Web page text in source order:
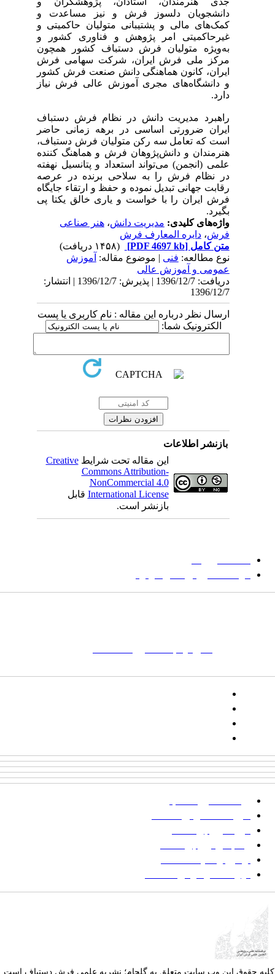
دانشجویان دلسوز فرش و نیز مساعدت و
کمک‌های مالی و پشتیبانی متولیان حاکمیتی و
غیر‌حاکمیتی امر پژوهش و فناوری کشور و
به‌ویژه متولیان فرش دستباف کشور همچون
مرکز ملی فرش ایران، شرکت سهامی فرش
ایران، کانون هماهنگی دانش صنعت فرش کشور
و دانشگاه‌های مجری آموزش عالی فرش نیاز
دارد.
راهبرد مدیریت دانش در نظام فرش دستباف
ایران ضرورتی اساسی در برهه زمانی حاضر
است که تعامل سه رکن متولیان فرش دستباف،
هنرمندان و دانش‌پژوهان فرش و هماهنگ کننده
علمی (انجمن) می‌تواند استعداد و پتانسیل نهفته
در نظام فرش را به سلاحی برنده در عرصه
رقابت جهانی تبدیل نموده و حفظ و ارتقاء جایگاه
فرش ایران را با خواست و یاری خالق یکتا پی
بگیرد.
واژه‌های کلیدی:مدیریت دانش،هنر صناعی
فرش،دایره المعارف فرش
متن کامل[PDF 4697 kb]
نوع مطالعه:فنی| موضوع مقاله:آموزش
عمومی و آموزش عالی
دریافت: 1396/12/7 | پذیرش: 1396/12/7 | انتشار:
1396/12/7
ارسال نظر درباره این مقاله : نام کاربری یا پست
الکترونیک شما:
بازنشر اطلاعات
این مقاله تحت شرایطCreative
Commons Attribution-
NonCommercial 4.0
International Licenseقابل
بازنشر است.
دانشگاه بیرجند
مؤسسه آموزش عالی فردوس
تلفن:
شماره همراه: ۰۹۳۹۳۸۵۵۵۴۴
پیامک: ۱۰۰۰۹۵۴۶۸۹۲۳۱۵
ایمیل:
پرداخت صورتحساب
شیوه‌نامه نگارش مقالات
فرایند ارزیابی مقاله
زمانبندی ارزیابی مقاله
توضیح وضعیت مقالات
فهرست موضوعی مقاله‌ها
حقوق این وب سایت متعلق بهگلجام؛ نشریه علمی فرش دستبافاست.